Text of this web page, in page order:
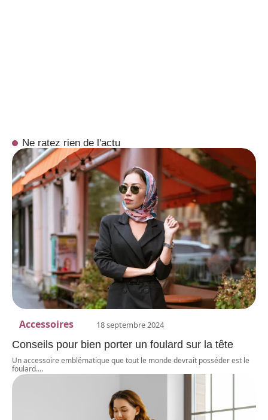
Ne ratez rien de l'actu
Accessoires 18 septembre 2024
Conseils pour bien porter un foulard sur la tête
Un accessoire emblématique que tout le monde devrait posséder est le
foulard.…